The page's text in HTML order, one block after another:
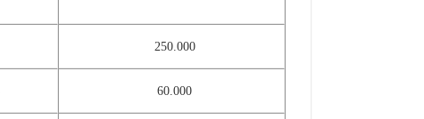
250.000
60.000